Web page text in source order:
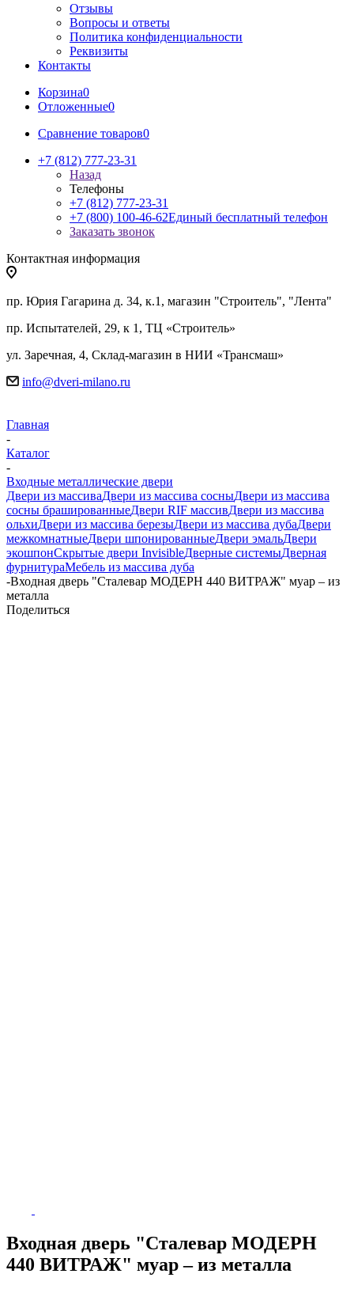
Отзывы
Вопросы и ответы
Политика конфиденциальности
Реквизиты
Контакты
Корзина0
Отложенные0
Сравнение товаров0
+7 (812) 777-23-31
Назад
Телефоны
+7 (812) 777-23-31
+7 (800) 100-46-62Единый бесплатный телефон
Заказать звонок
Контактная информация
пр. Юрия Гагарина д. 34, к.1, магазин "Строитель", "Лента"
пр. Испытателей, 29, к 1, ТЦ «Строитель»
ул. Заречная, 4, Склад-магазин в НИИ «Трансмаш»
info@dveri-milano.ru
Главная
-
Каталог
-
Входные металлические двери
Двери из массиваДвери из массива сосныДвери из массива
сосны брашированныеДвери RIF массивДвери из массива
ольхиДвери из массива березыДвери из массива дубаДвери
межкомнатныеДвери шпонированныеДвери эмальДвери
экошпонСкрытые двери InvisibleДверные системыДверная
фурнитураМебель из массива дуба
-Входная дверь "Сталевар МОДЕРН 440 ВИТРАЖ" муар – из
металла
Поделиться
Входная дверь "Сталевар МОДЕРН
440 ВИТРАЖ" муар – из металла